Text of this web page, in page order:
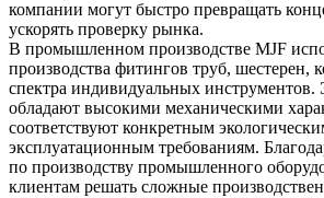
компании могут быстро превращать
ускорять проверку рынка.
В промышленном производстве MJF
производства фитингов труб, шестерен,
спектра индивидуальных инструментов.
обладают высокими механическими
соответствуют конкретным
эксплуатационным требованиям.
по производству промышленного
клиентам решать сложные